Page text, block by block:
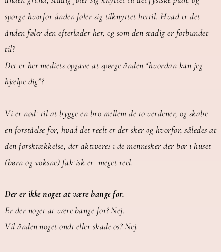
spørge hvorfor ånden føler sig tilknyttet hertil. Hvad er det
ånden føler den efterlader her, og som den stadig er forbundet
til?
Det er her mediets opgave at spørge ånden “hvordan kan jeg
hjælpe dig”?
Vi er nødt til at bygge en bro mellem de to verdener, og skabe
en forståelse for, hvad det reelt er der sker og hvorfor, således at
den forskrækkelse, der aktiveres i de mennesker der bor i huset
(børn og voksne) faktisk er meget reel.
Der er ikke noget at være bange for.
Er der noget at være bange for? Nej.
Vil ånden noget ondt eller skade os? Nej.